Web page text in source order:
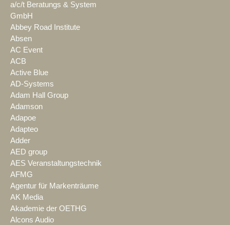
a/c/t Beratungs & System
GmbH
Abbey Road Institute
Absen
AC Event
ACB
Active Blue
AD-Systems
Adam Hall Group
Adamson
Adapoe
Adapteo
Adder
AED group
AES Veranstaltungstechnik
AFMG
Agentur für Markenträume
AK Media
Akademie der OETHG
Alcons Audio